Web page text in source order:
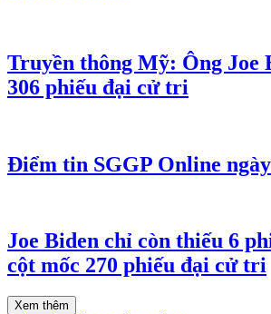
Truyền thông Mỹ: Ông Joe
306 phiếu đại cử tri
Điểm tin SGGP Online ngày
Joe Biden chỉ còn thiếu 6
cột mốc 270 phiếu đại cử tri
Xem thêm